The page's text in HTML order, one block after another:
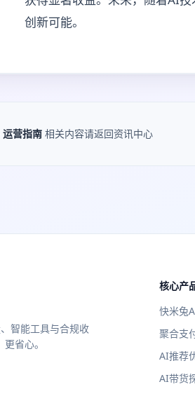
创新可能。
运营指南 相关内容请返回资讯中心
智能工具与合规收
省心。
核心产
快米兔
聚合支
AI推荐
AI带货